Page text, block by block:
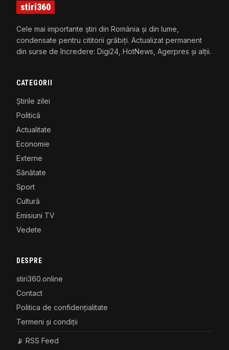
stiri360
Cele mai importante știri din România și din lume,
condensate pentru cititorii grăbiți. Actualizat permanent
din surse de încredere: Digi24, HotNews, Agerpres și alții.
CATEGORII
Știrile zilei
Politică
Actualitate
Economie
Externe
Sănătate
Sport
Cultură
Emisiuni TV
Vedete
DESPRE
stiri360.online
Contact
Politica de confidențialitate
Termeni și condiții
📡 RSS Feed